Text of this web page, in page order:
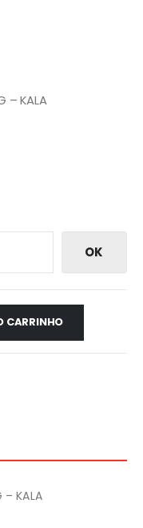
– KALA
OK
CARRINHO
– KALA